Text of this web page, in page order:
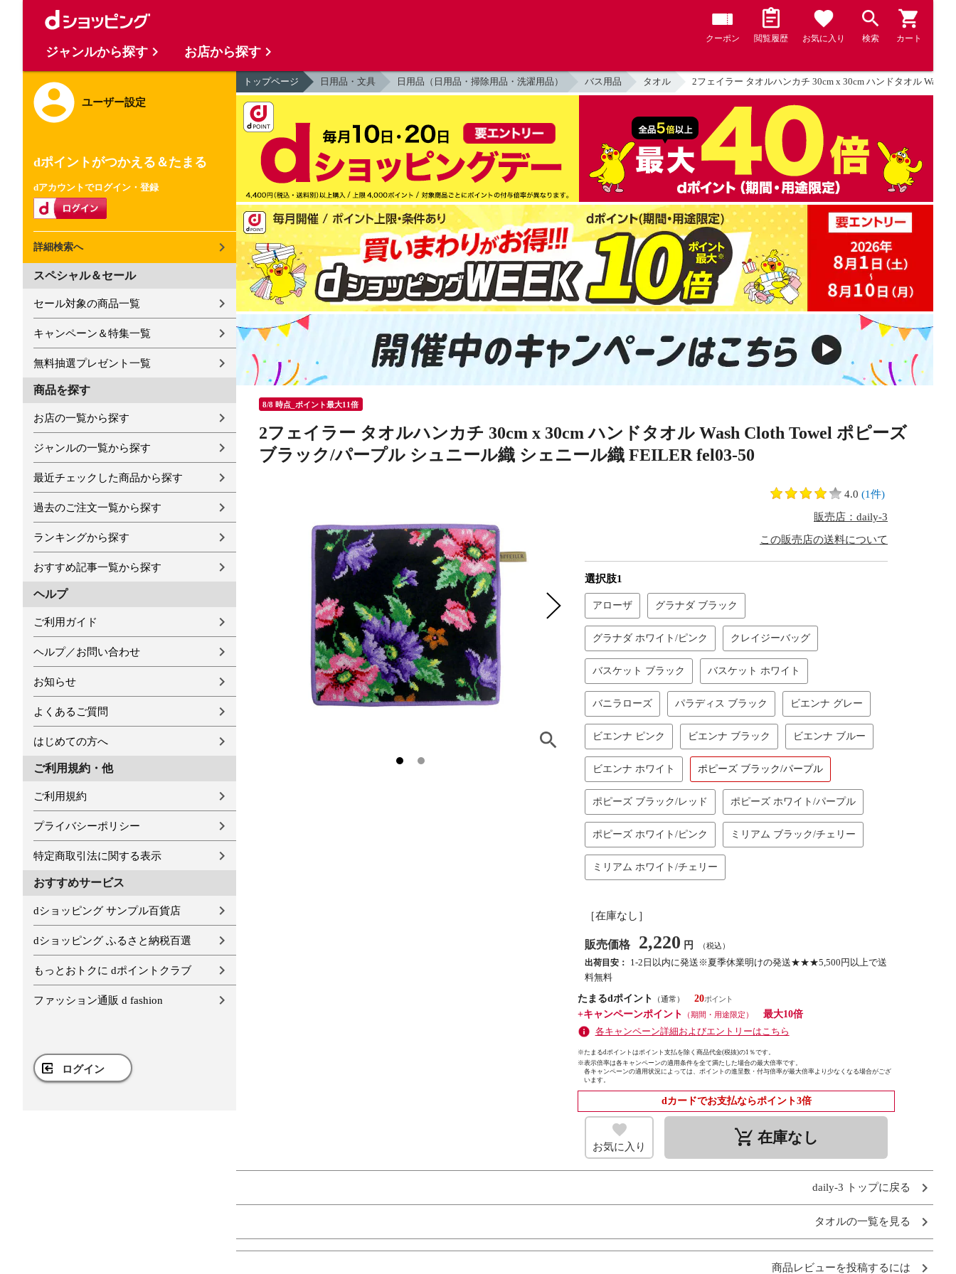
クーポン 閲覧履歴 お気に入り 検索 カート
ユーザー設定
dポイントがつかえる＆たまる
dアカウントでログイン・登録
詳細検索へ
スペシャル＆セール
セール対象の商品一覧
キャンペーン＆特集一覧
無料抽選プレゼント一覧
商品を探す
お店の一覧から探す
ジャンルの一覧から探す
最近チェックした商品から探す
過去のご注文一覧から探す
ランキングから探す
おすすめ記事一覧から探す
ヘルプ
ご利用ガイド
ヘルプ／お問い合わせ
お知らせ
よくあるご質問
はじめての方へ
ご利用規約・他
ご利用規約
プライバシーポリシー
特定商取引法に関する表示
おすすめサービス
dショッピング サンプル百貨店
dショッピング ふるさと納税百選
もっとおトクに dポイントクラブ
ファッション通販 d fashion
ログイン
トップページ 日用品・文具 日用品（日用品・掃除用品・洗濯用品） バス用品 タオル 2フェイラー タオルハンカチ 30cm x 30cm ハンドタオル Wash
8/8 時点_ポイント最大11倍
2フェイラー タオルハンカチ 30cm x 30cm ハンドタオル Wash Cloth Towel ポピーズ
ブラック/パープル シュニール織 シェニール織 FEILER fel03-50
4.0 (1件)
販売店：daily-3
この販売店の送料について
選択肢1
アローザ グラナダ ブラック
グラナダ ホワイト/ピンク クレイジーバッグ
バスケット ブラック バスケット ホワイト
バニラローズ パラディス ブラック ビエンナ グレー
ビエンナ ピンク ビエンナ ブラック ビエンナ ブルー
ビエンナ ホワイト ポピーズ ブラック/パープル
ポピーズ ブラック/レッド ポピーズ ホワイト/パープル
ポピーズ ホワイト/ピンク ミリアム ブラック/チェリー
ミリアム ホワイト/チェリー
［在庫なし］
販売価格 2,220 円 （税込）
出荷目安：
1-2日以内に発送※夏季休業明けの発送★★★5,500円以上で送
料無料
たまるdポイント
（通常）
20
+キャンペーンポイント
（期間・用途限定）
最大10倍
各キャンペーン詳細およびエントリーはこちら
※たまるdポイントはポイント支払を除く商品代金(税抜)の1％です。
※表示倍率は各キャンペーンの適用条件を全て満たした場合の最大倍率です。
各キャンペーンの適用状況によっては、ポイントの進呈数・付与倍率が最大倍率より少なくなる場合がござ
います。
dカードでお支払ならポイント3倍
お気に入り remove_shopping_cart 在庫なし
daily-3 トップに戻る
タオルの一覧を見る
商品レビューを投稿するには
ジャンルから探す お店から探す